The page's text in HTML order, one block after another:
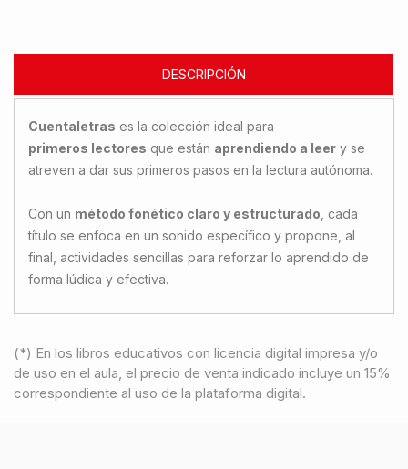
DESCRIPCIÓN
Cuentaletras es la colección ideal para
primeros lectores que están aprendiendo a leer y se
atreven a dar sus primeros pasos en la lectura autónoma.
Con un método fonético claro y estructurado , cada
título se enfoca en un sonido específico y propone, al
final, actividades sencillas para reforzar lo aprendido de
forma lúdica y efectiva.
(*) En los libros educativos con licencia digital impresa y/o
de uso en el aula, el precio de venta indicado incluye un 15%
correspondiente al uso de la plataforma digital.